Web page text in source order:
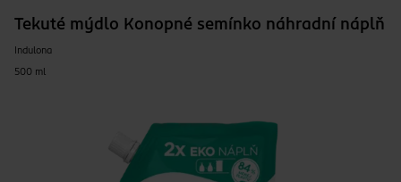
Tekuté mýdlo Konopné semínko náhradní náplň
Indulona
500 ml